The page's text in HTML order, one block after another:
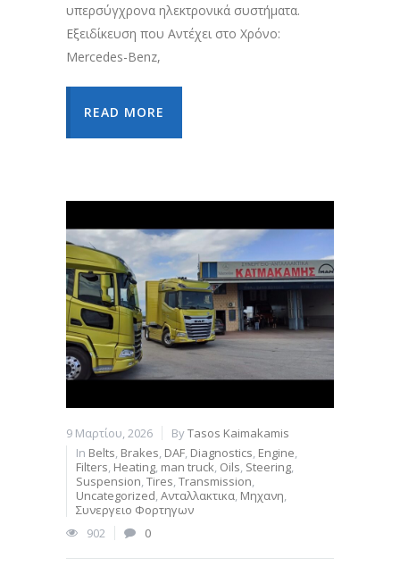
υπερσύγχρονα ηλεκτρονικά συστήματα.
Εξειδίκευση που Αντέχει στο Χρόνο:
Mercedes-Benz,
READ MORE
9 Μαρτίου, 2026 ByTasos Kaimakamis
In Belts, Brakes, DAF, Diagnostics, Engine,
Filters, Heating, man truck, Oils, Steering,
Suspension,Tires,Transmission,
Uncategorized,Ανταλλακτικα, Μηχανη,
Συνεργειο Φορτηγων
902
0